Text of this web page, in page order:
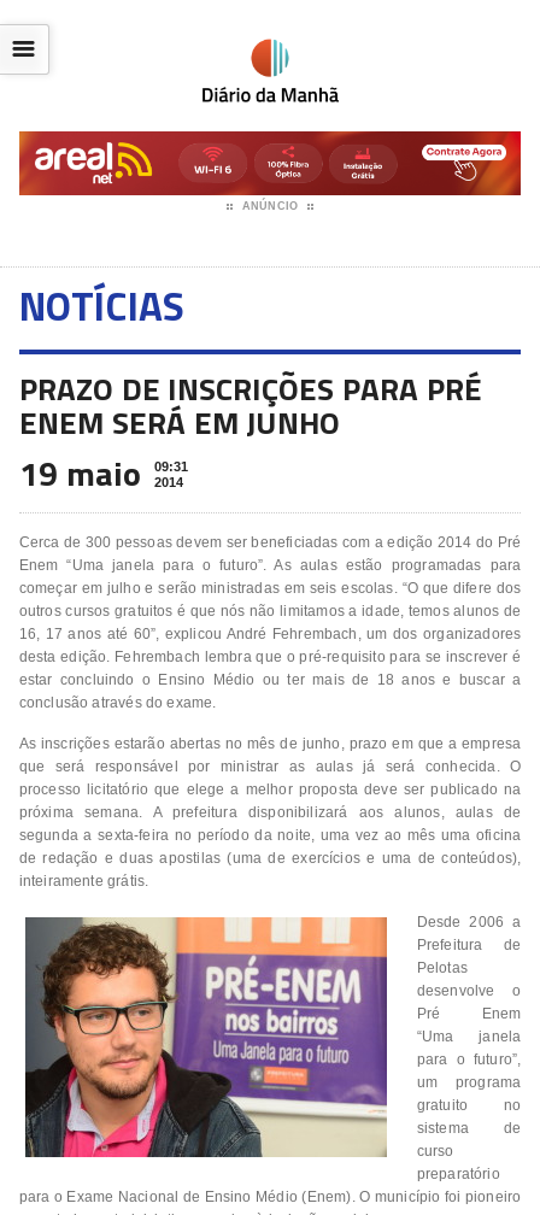
ANÚNCIO
☰
NOTÍCIAS
PRAZO DE INSCRIÇÕES PARA PRÉ
ENEM SERÁ EM JUNHO
19 maio
09:31
2014
Cerca de 300 pessoas devem ser beneficiadas com a edição 2014 do Pré
Enem “Uma janela para o futuro”. As aulas estão programadas para
começar em julho e serão ministradas em seis escolas. “O que difere dos
outros cursos gratuitos é que nós não limitamos a idade, temos alunos de
16, 17 anos até 60”, explicou André Fehrembach, um dos organizadores
desta edição. Fehrembach lembra que o pré-requisito para se inscrever é
estar concluindo o Ensino Médio ou ter mais de 18 anos e buscar a
conclusão através do exame.
As inscrições estarão abertas no mês de junho, prazo em que a empresa
que será responsável por ministrar as aulas já será conhecida. O
processo licitatório que elege a melhor proposta deve ser publicado na
próxima semana. A prefeitura disponibilizará aos alunos, aulas de
segunda a sexta-feira no período da noite, uma vez ao mês uma oficina
de redação e duas apostilas (uma de exercícios e uma de conteúdos),
inteiramente grátis.
Desde 2006 a
Prefeitura de
Pelotas
desenvolve o
Pré Enem
“Uma janela
para o futuro”,
um programa
gratuito no
sistema de
curso
preparatório
para o Exame Nacional de Ensino Médio (Enem). O município foi pioneiro